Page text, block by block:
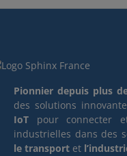
Pionnier depuis plus
des solutions
IoT pour connecter
industrielles dans des
le transport et